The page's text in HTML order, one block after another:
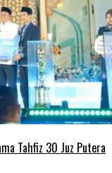
Tahfiz 30 Juz Putera